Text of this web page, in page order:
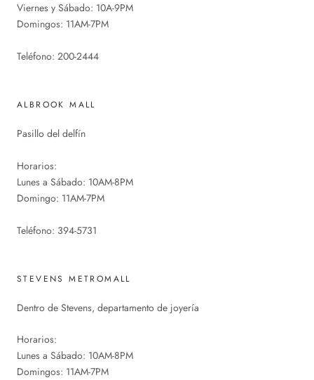
Viernes y Sábado: 10A-9PM
Domingos: 11AM-7PM
Teléfono: 200-2444
ALBROOK MALL
Pasillo del delfín
Horarios:
Lunes a Sábado: 10AM-8PM
Domingo: 11AM-7PM
Teléfono: 394-5731
STEVENS METROMALL
Dentro de Stevens, departamento de joyería
Horarios:
Lunes a Sábado: 10AM-8PM
Domingos: 11AM-7PM